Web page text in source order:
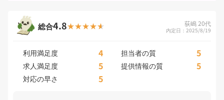
総合4.8 荻嶋 20代
内定日：2025/8/19
利用満足度 4 担当者の質 5
求人満足度 5 提供情報の質 5
対応の早さ 5